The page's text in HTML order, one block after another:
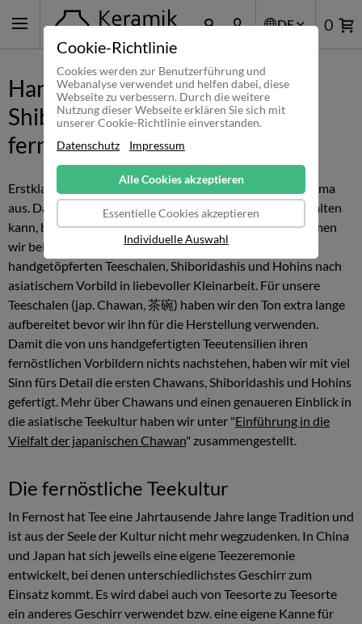
Cookie-Richtlinie
Cookies werden zur Benutzerführung und
Webanalyse verwendet und helfen dabei, diese
Webseite zu verbessern. Durch die weitere
Nutzung dieser Webseite erklären Sie sich mit
unserer Cookie-Richtlinie einverstanden.
Datenschutz
Impressum
Alle Cookies akzeptieren
Essentielle Cookies akzeptieren
Individuelle Auswahl
DE 0
Handgetöpferte Gaiwan,
Shiboridashi und Hohin - die
fernöstliche Tee-Tradition
Erstklassiger Tee zeichnet sich durch sein einmaliges Aroma
aus. Damit sich dieses besondere Duft bestmöglich entfalten
kann, braucht es entsprechendes Teegeschirr. Dem kommen
wir beim Keramik-Kartell.de nach und fertigen unsere
handgetöpferten Teeschalen, Shiboridashis und Hohins nach
asiatischem Vorbild in liebevoller Kleinarbeit. Für unsere
Teeschalen (jap. Chawan, 茶碗) haben wir den Ton extra lange
aufbereitet bevor wir ihn für die Herstellung verwenden.
Damit die von uns handgefertigten Teeutensilien ihren
fernöstlichen Vorbildern nichts nachstehen, haben wir mit viel
Sinn fürs Detail die ersten Chawans, Shiboridashis und Hohins
gefertigt. Mehr über Chawans und einen genaueren Einblick in
die asiatische Teekultur haben wir unter "Einführung in die
Vielfalt der japanischen Chawan" zusammengestellt.
Die fernöstliche Teekultur
In Fernost hat Tee eine Jahrtausende Jahre lange Tradition und
ist aus der Seele der Kultur nicht mehr wegzudenken. In China
und Japan hat sich jeweils eine eigene Teezeremonie
entwickelt, bei denen unterschiedlichstes Geschirr zum
Einsatz kommt. Es wird dabei auch von Teesorte zu Teesorte
ein anderes Geschirr verwendet bzw. eine eigene Kanne für